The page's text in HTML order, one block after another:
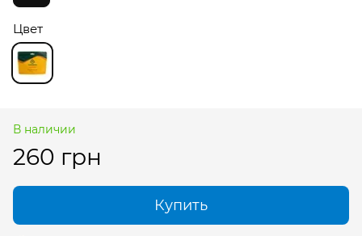
Цвет
В наличии
260 грн
Купить